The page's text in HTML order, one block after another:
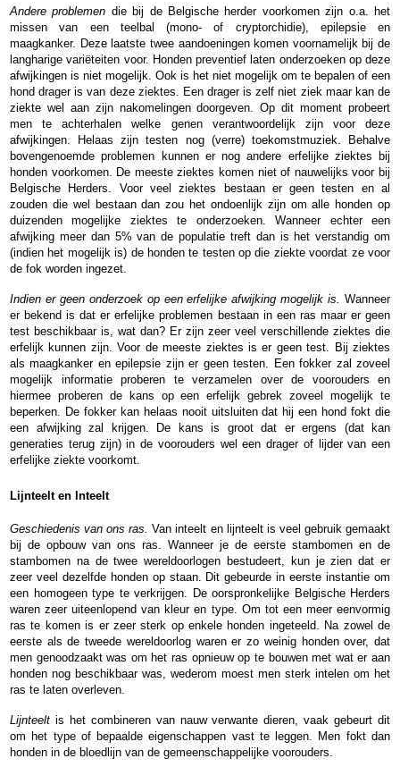
Andere problemen die bij de Belgische herder voorkomen zijn o.a. het
missen van een teelbal (mono- of cryptorchidie), epilepsie en
maagkanker. Deze laatste twee aandoeningen komen voornamelijk bij de
langharige variëteiten voor. Honden preventief laten onderzoeken op deze
afwijkingen is niet mogelijk. Ook is het niet mogelijk om te bepalen of een
hond drager is van deze ziektes. Een drager is zelf niet ziek maar kan de
ziekte wel aan zijn nakomelingen doorgeven. Op dit moment probeert
men te achterhalen welke genen verantwoordelijk zijn voor deze
afwijkingen. Helaas zijn testen nog (verre) toekomstmuziek. Behalve
bovengenoemde problemen kunnen er nog andere erfelijke ziektes bij
honden voorkomen. De meeste ziektes komen niet of nauwelijks voor bij
Belgische Herders. Voor veel ziektes bestaan er geen testen en al
zouden die wel bestaan dan zou het ondoenlijk zijn om alle honden op
duizenden mogelijke ziektes te onderzoeken. Wanneer echter een
afwijking meer dan 5% van de populatie treft dan is het verstandig om
(indien het mogelijk is) de honden te testen op die ziekte voordat ze voor
de fok worden ingezet.
Indien er geen onderzoek op een erfelijke afwijking mogelijk is.
Wanneer
er bekend is dat er erfelijke problemen bestaan in een ras maar er geen
test beschikbaar is, wat dan? Er zijn zeer veel verschillende ziektes die
erfelijk kunnen zijn. Voor de meeste ziektes is er geen test. Bij ziektes
als maagkanker en epilepsie zijn er geen testen. Een fokker zal zoveel
mogelijk informatie proberen te verzamelen over de voorouders en
hiermee proberen de kans op een erfelijk gebrek zoveel mogelijk te
beperken. De fokker kan helaas nooit uitsluiten dat hij een hond fokt die
een afwijking zal krijgen. De kans is groot dat er ergens (dat kan
generaties terug zijn) in de voorouders wel een drager of lijder van een
erfelijke ziekte voorkomt.
Lijnteelt en Inteelt
Geschiedenis van ons ras. Van inteelt en lijnteelt is veel gebruik gemaakt
bij de opbouw van ons ras. Wanneer je de eerste stambomen en de
stambomen na de twee wereldoorlogen bestudeert, kun je zien dat er
zeer veel dezelfde honden op staan. Dit gebeurde in eerste instantie om
een homogeen type te verkrijgen. De oorspronkelijke Belgische Herders
waren zeer uiteenlopend van kleur en type. Om tot een meer eenvormig
ras te komen is er zeer sterk op enkele honden ingeteeld. Na zowel de
eerste als de tweede wereldoorlog waren er zo weinig honden over, dat
men genoodzaakt was om het ras opnieuw op te bouwen met wat er aan
honden nog beschikbaar was, wederom moest men sterk intelen om het
ras te laten overleven.
Lijnteelt is het combineren van nauw verwante dieren, vaak gebeurt dit
om het type of bepaalde eigenschappen vast te leggen. Men fokt dan
honden in de bloedlijn van de gemeenschappelijke voorouders.